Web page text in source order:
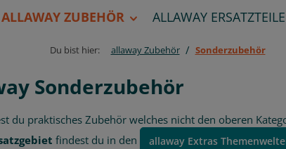
ALLAWAY ZUBEHÖR ALLAWAY ERSATZTEILE
Du bist hier: allaway Zubehör / Sonderzubehör
Sonderzubehör
du praktisches Zubehör welches nicht den oberen
findest du in den allaway Extras